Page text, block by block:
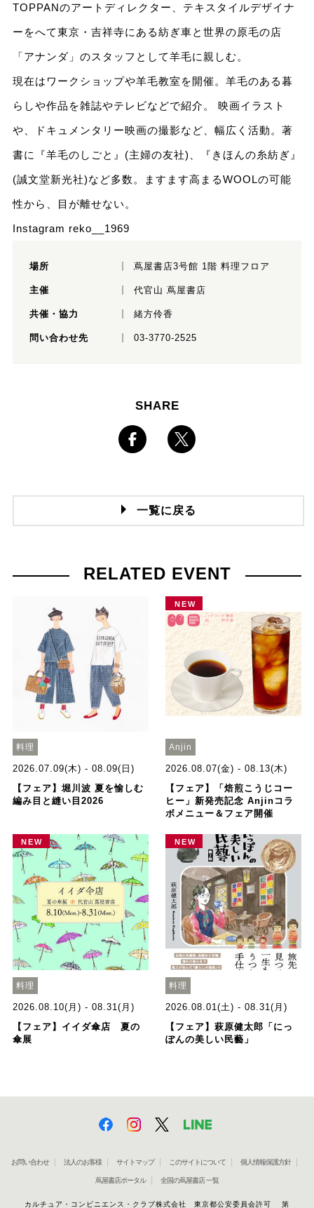
TOPPANのアートディレクター、テキスタイルデザイナ
ーをへて東京・吉祥寺にある紡ぎ車と世界の原毛の店
「アナンダ」のスタッフとして羊毛に親しむ。
現在はワークショップや羊毛教室を開催。羊毛のある暮
らしや作品を雑誌やテレビなどで紹介。 映画イラスト
や、ドキュメンタリー映画の撮影など、幅広く活動。著
書に『羊毛のしごと』(主婦の友社)、『きほんの糸紡ぎ』
(誠文堂新光社)など多数。ますます高まるWOOLの可能
性から、目が離せない。
Instagram reko__1969
場所 蔦屋書店3号館 1階 料理フロア
主催 代官山 蔦屋書店
共催・協力 緒方伶香
問い合わせ先 03-3770-2525
SHARE
一覧に戻る
RELATED EVENT
料理
2026.07.09(木) - 08.09(日)
【フェア】堀川波 夏を愉しむ
編み目と縫い目2026
NEW
Anjin
2026.08.07(金) - 08.13(木)
【フェア】「焙煎こうじコー
ヒー」新発売記念 Anjinコラ
ボメニュー＆フェア開催
NEW
料理
2026.08.10(月) - 08.31(月)
【フェア】イイダ傘店 夏の
傘展
NEW
料理
2026.08.01(土) - 08.31(月)
【フェア】萩原健太郎「にっ
ぽんの美しい民藝」
お問い合わせ 法人のお客様 サイトマップ このサイトについて 個人情報保護方針
蔦屋書店ポータル 全国の蔦屋書店 一覧
カルチュア・コンビニエンス・クラブ株式会社 東京都公安委員会許可 第